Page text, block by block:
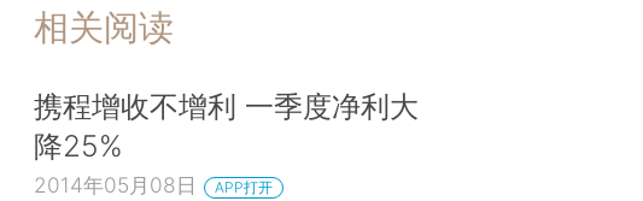
相关阅读
携程增收不增利 一季度净利大
降25%
2014年05月08日 APP打开